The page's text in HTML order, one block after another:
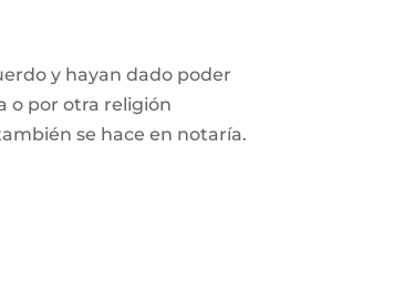
y hayan dado poder
o por otra religión
se hace en notaría.